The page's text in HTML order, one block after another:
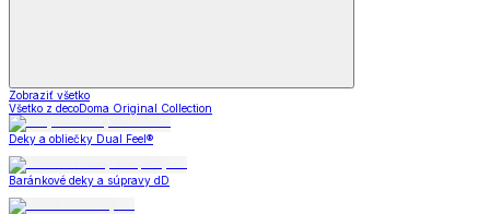
Zobraziť všetko
Všetko z decoDoma Original Collection
Deky a obliečky Dual Feel®
Baránkové deky a súpravy dD